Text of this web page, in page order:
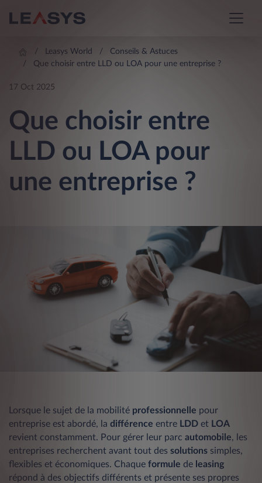
Leasys World
Conseils & Astuces
Que choisir entre LLD ou LOA pour une entreprise ?
17 Oct 2025
Que choisir entre
LLD ou LOA pour
une entreprise ?
Lorsque le sujet de la mobilité professionnelle pour
entreprise est abordé, la différence entre LDD et LOA
revient constamment. Pour gérer leur parc automobile, les
entreprises recherchent avant tout des solutions simples,
flexibles et économiques. Chaque formule de leasing
répond à des objectifs différents et présente ses propres